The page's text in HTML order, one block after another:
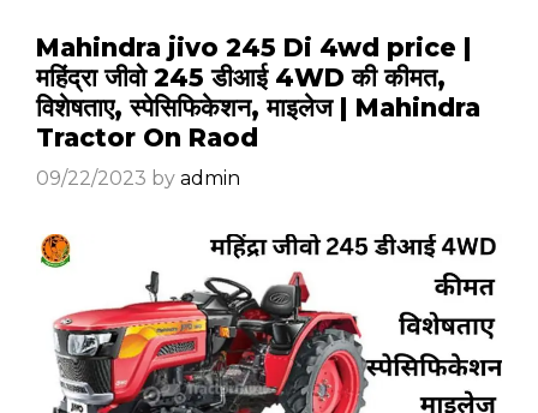
Mahindra jivo 245 Di 4wd price |
महिंद्रा जीवो 245 डीआई 4WD की कीमत,
विशेषताए, स्पेसिफिकेशन, माइलेज | Mahindra
Tractor On Raod
09/22/2023 by admin